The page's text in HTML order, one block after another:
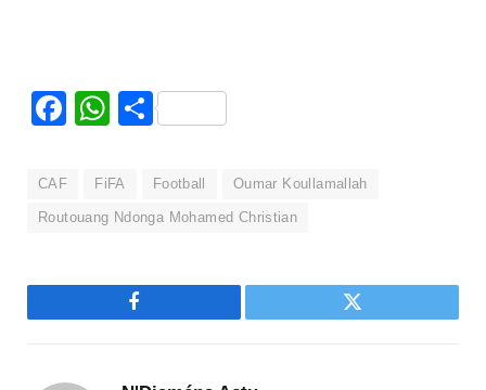
Facebook
WhatsApp
Partager
CAF FiFA Football Oumar Koullamallah
Routouang Ndonga Mohamed Christian
Facebook Twitter